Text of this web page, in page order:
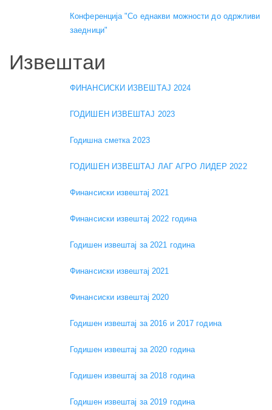
Конференција "Со еднакви можности до одржливи
заедници"
Извештаи
ФИНАНСИСКИ ИЗВЕШТАЈ 2024
ГОДИШЕН ИЗВЕШТАЈ 2023
Годишна сметка 2023
ГОДИШЕН ИЗВЕШТАЈ ЛАГ АГРО ЛИДЕР 2022
Финансиски извештај 2021
Финансиски извештај 2022 година
Годишен извештај за 2021 година
Финансиски извештај 2021
Финансиски извештај 2020
Годишен извештај за 2016 и 2017 година
Годишен извештај за 2020 година
Годишен извештај за 2018 година
Годишен извештај за 2019 година